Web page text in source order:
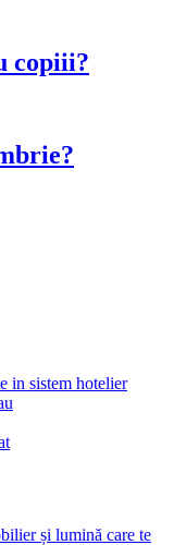
copiii?
in sistem hotelier
și lumină care te